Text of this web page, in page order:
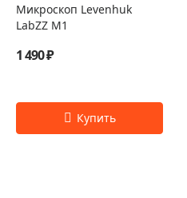
Микроскоп Levenhuk
LabZZ M1
1 490 ₽